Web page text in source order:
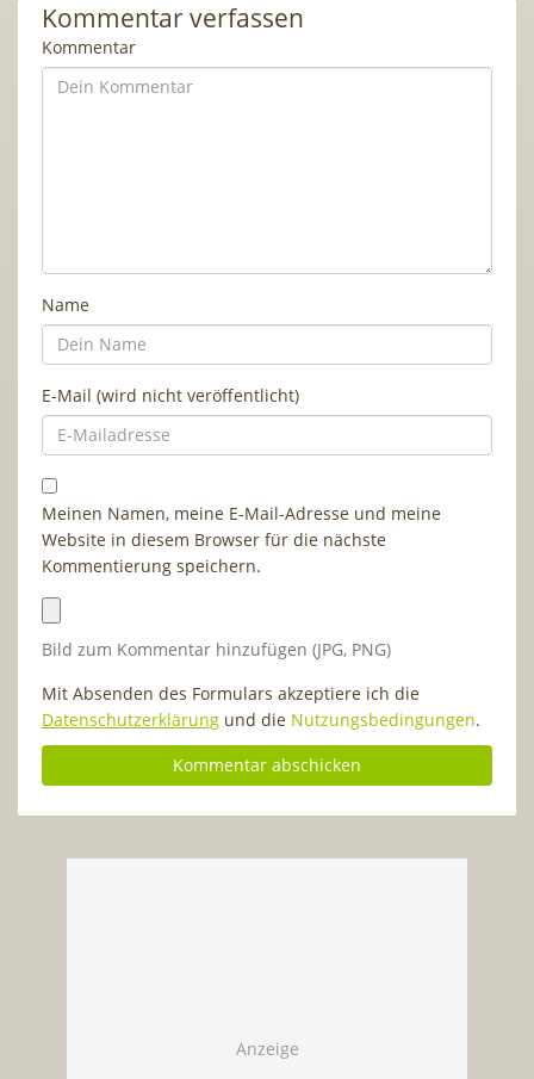
Kommentar verfassen
Kommentar
Name
E-Mail (wird nicht veröffentlicht)
Meinen Namen, meine E-Mail-Adresse und meine
Website in diesem Browser für die nächste
Kommentierung speichern.
Bild zum Kommentar hinzufügen (JPG, PNG)
Mit Absenden des Formulars akzeptiere ich die
Datenschutzerklärung und die Nutzungsbedingungen.